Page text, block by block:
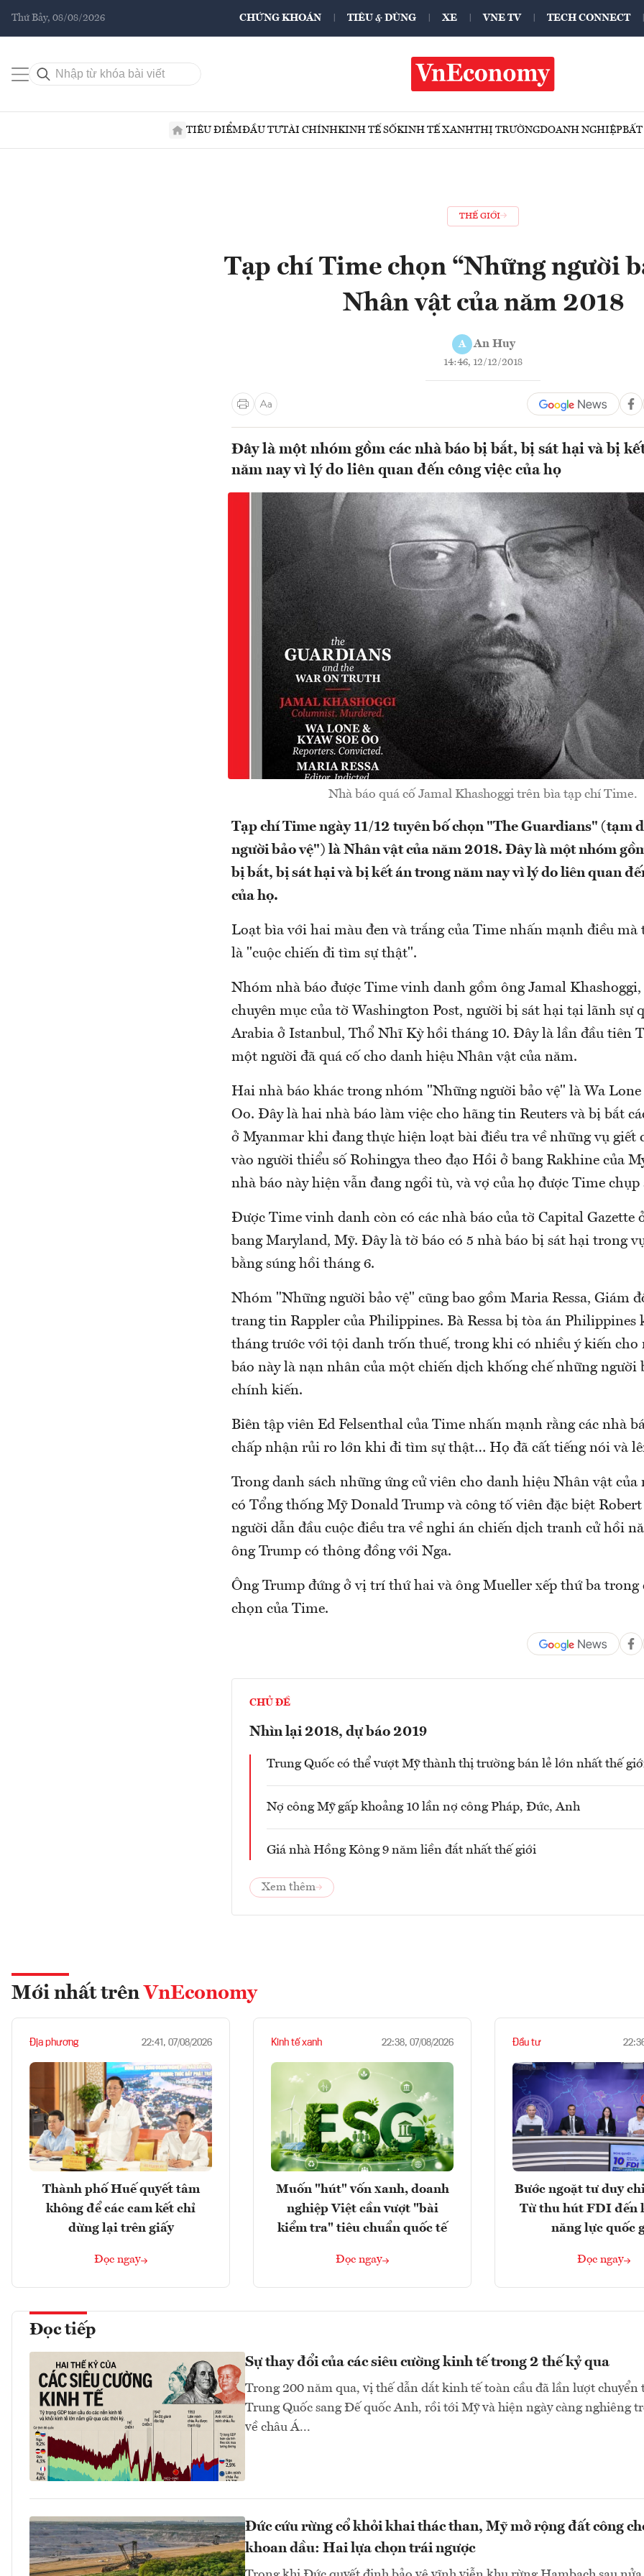
Thứ Bảy, 08/08/2026 CHỨNG KHOÁN TIÊU & DÙNG XE VNE TV TECH CONNECT
TIÊU ĐIỂMĐẦU TƯTÀI CHÍNHKINH TẾ SỐKINH TẾ XANHTHỊ TRƯỜNGDOANH NGHIỆPBẤT
THẾ GIỚI
Tạp chí Time chọn “Những người
Nhân vật của năm 2018
A An Huy
14:46, 12/12/2018
Đây là một nhóm gồm các nhà báo bị bắt, bị sát hại và bị
năm nay vì lý do liên quan đến công việc của họ
Nhà báo quá cố Jamal Khashoggi trên bìa tạp chí Time.
Tạp chí Time ngày 11/12 tuyên bố chọn "The Guardians" (tạm
người bảo vệ") là Nhân vật của năm 2018. Đây là một nhóm
bị bắt, bị sát hại và bị kết án trong năm nay vì lý do liên quan
của họ.
Loạt bìa với hai màu đen và trắng của Time nhấn mạnh điều mà
là "cuộc chiến đi tìm sự thật".
Nhóm nhà báo được Time vinh danh gồm ông Jamal Khashoggi,
chuyên mục của tờ Washington Post, người bị sát hại tại lãnh sự
Arabia ở Istanbul, Thổ Nhĩ Kỳ hồi tháng 10. Đây là lần đầu tiên
một người đã quá cố cho danh hiệu Nhân vật của năm.
Hai nhà báo khác trong nhóm "Những người bảo vệ" là Wa Lone
Oo. Đây là hai nhà báo làm việc cho hãng tin Reuters và bị bắt
ở Myanmar khi đang thực hiện loạt bài điều tra về những vụ giết
vào người thiểu số Rohingya theo đạo Hồi ở bang Rakhine của
nhà báo này hiện vẫn đang ngồi tù, và vợ của họ được Time chụp
Được Time vinh danh còn có các nhà báo của tờ Capital Gazette
bang Maryland, Mỹ. Đây là tờ báo có 5 nhà báo bị sát hại trong
bằng súng hồi tháng 6.
Nhóm "Những người bảo vệ" cũng bao gồm Maria Ressa, Giám
trang tin Rappler của Philippines. Bà Ressa bị tòa án Philippines
tháng trước với tội danh trốn thuế, trong khi có nhiều ý kiến cho
báo này là nạn nhân của một chiến dịch khống chế những người
chính kiến.
Biên tập viên Ed Felsenthal của Time nhấn mạnh rằng các nhà
chấp nhận rủi ro lớn khi đi tìm sự thật… Họ đã cất tiếng nói và
Trong danh sách những ứng cử viên cho danh hiệu Nhân vật của
có Tổng thống Mỹ Donald Trump và công tố viên đặc biệt
người dẫn đầu cuộc điều tra về nghi án chiến dịch tranh cử hồi
ông Trump có thông đồng với Nga.
Ông Trump đứng ở vị trí thứ hai và ông Mueller xếp thứ ba trong
chọn của Time.
CHỦ ĐỀ
Nhìn lại 2018, dự báo 2019
Trung Quốc có thể vượt Mỹ thành thị trường bán lẻ lớn nhất thế
Nợ công Mỹ gấp khoảng 10 lần nợ công Pháp, Đức, Anh
Giá nhà Hồng Kông 9 năm liền đắt nhất thế giới
Xem thêm
Mới nhất trên VnEconomy
Địa phương 22:41, 07/08/2026
Thành phố Huế quyết tâm
không để các cam kết chỉ
dừng lại trên giấy
Đọc ngay
Kinh tế xanh 22:38, 07/08/2026
Muốn "hút" vốn xanh, doanh
nghiệp Việt cần vượt "bài
kiểm tra" tiêu chuẩn quốc tế
Đọc ngay
Đầu tư
Bước ngoặt tư duy
Từ thu hút FDI đến
năng lực quốc
Đọc ngay
Đọc tiếp
Sự thay đổi của các siêu cường kinh tế trong 2 thế kỷ qua
Trong 200 năm qua, vị thế dẫn dắt kinh tế toàn cầu đã lần lượt chuyển
Trung Quốc sang Đế quốc Anh, rồi tới Mỹ và hiện ngày càng nghiêng
về châu Á...
Đức cứu rừng cổ khỏi khai thác than, Mỹ mở rộng đất công
khoan dầu: Hai lựa chọn trái ngược